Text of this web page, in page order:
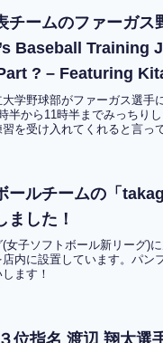
チームのファーガス
Baseball Training
? – Featuring
学野球部がファーガス選手
半から11時半までみっちり
習を受け入れてくれると言っ
ールチームの「
ました！
(女子ソフトボール新リーグ)
店内に設置しています。パン
ます！